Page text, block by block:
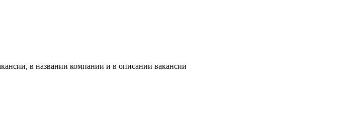
в названии компании и в описании вакансии